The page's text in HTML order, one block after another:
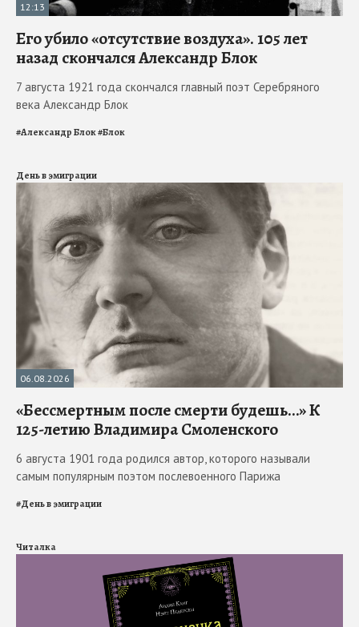
12:13
Его убило «отсутствие воздуха». 105 лет
назад скончался Александр Блок
7 августа 1921 года скончался главный поэт Серебряного
века Александр Блок
#Александр Блок#Блок
День в эмиграции
06.08.2026
«Бессмертным после смерти будешь…» К
125-летию Владимира Смоленского
6 августа 1901 года родился автор, которого называли
самым популярным поэтом послевоенного Парижа
#День в эмиграции
Читалка